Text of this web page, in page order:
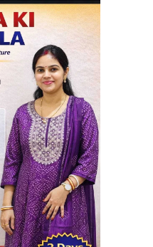
पोटका से बहरागोड़ा तक